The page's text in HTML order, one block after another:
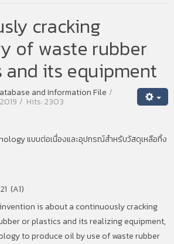
cracking
of waste rubber
and its equipment
and Information File
Hits: 2303
แบบต่อเนื่องและอุปกรณ์สำหรับวัสดุเหลือทิ้ง
(A1)
is about a continuously cracking
or plastics and its realizing equipment,
to produce oil by use of waste rubber